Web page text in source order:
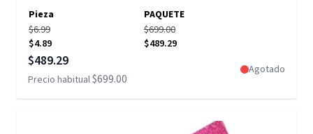
Pieza
PAQUETE
$6.99
$4.89
$699.00
$489.29
Precio especial
$489.29
Precio habitual$699.00
Agotado